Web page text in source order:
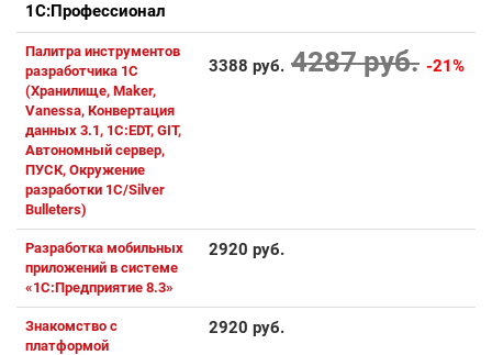
1С:Профессионал
Палитра инструментов
разработчика 1С
(Хранилище, Maker,
Vanessa, Конвертация
данных 3.1, 1C:EDT, GIT,
Автономный сервер,
ПУСК, Окружение
разработки 1С/Silver
Bulleters)
3388 руб. 4287 руб. -21%
Разработка мобильных
приложений в системе
«1С:Предприятие 8.3»
2920 руб.
Знакомство с
платформой
2920 руб.